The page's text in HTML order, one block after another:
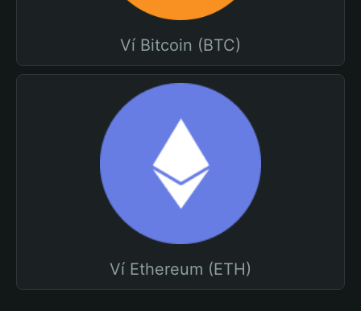
Ví Bitcoin (BTC)
Ví Ethereum (ETH)